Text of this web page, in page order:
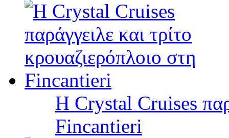
Η Crystal Cruises
Fincantieri